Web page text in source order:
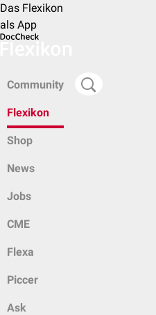
Das Flexikon
als App
Community
Flexikon
Shop
News
Jobs
CME
Flexa
Piccer
Ask